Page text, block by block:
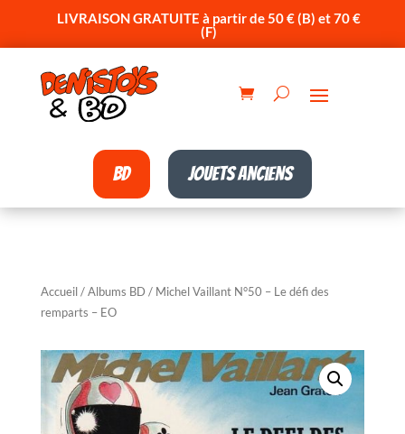
LIVRAISON GRATUITE à partir de 50 € (B) et 70 €
(F)
BD Jouets anciens
Accueil/Albums BD / Michel Vaillant N°50 – Le défi des
remparts – EO